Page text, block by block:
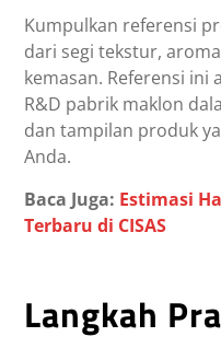
Kumpulkan referensi
dari segi tekstur,
kemasan. Referensi ini
R&D pabrik maklon
dan tampilan produk
Anda.
Baca Juga: Estimasi
Terbaru di CISAS
Langkah